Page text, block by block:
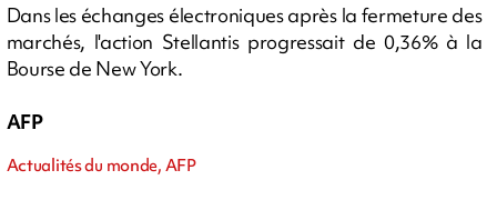
Dans les échanges électroniques après la fermeture des
marchés, l'action Stellantis progressait de 0,36% à la
Bourse de New York.
AFP
Actualités du monde, AFP